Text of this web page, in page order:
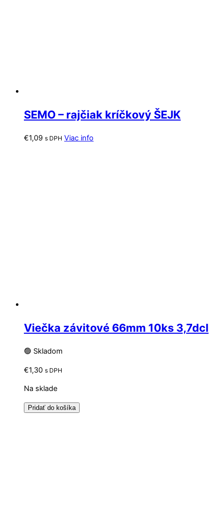
SEMO – rajčiak kríčkový ŠEJK
€1,09 s DPH Viac info
Viečka závitové 66mm 10ks 3,7dcl
🟢 Skladom
€1,30 s DPH
Na sklade
Pridať do košíka